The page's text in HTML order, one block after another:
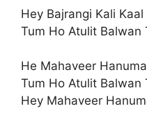
Hey Bajrangi Kali Kaal
Tum Ho Atulit Balwan
He Mahaveer
Tum Ho Atulit Balwan
Hey Mahaveer